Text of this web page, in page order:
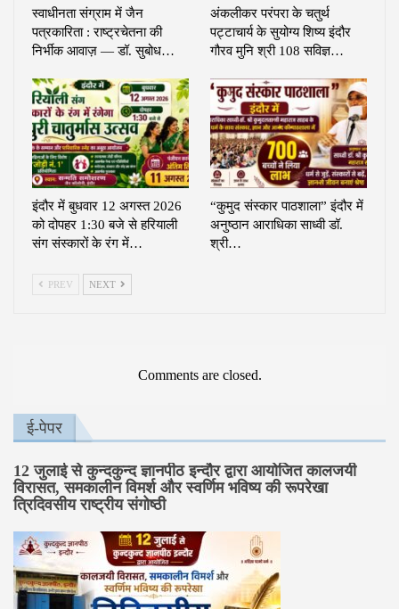
स्वाधीनता संग्राम में जैन
पत्रकारिता : राष्ट्रचेतना की
निर्भीक आवाज़ — डॉ. सुबोध…
अंकलीकर परंपरा के चतुर्थ
पट्टाचार्य के सुयोग्य शिष्य इंदौर
गौरव मुनि श्री 108 सविज्ञ…
इंदौर में बुधवार 12 अगस्त 2026
को दोपहर 1:30 बजे से हरियाली
संग संस्कारों के रंग में…
“कुमुद संस्कार पाठशाला” इंदौर में
अनुष्ठान आराधिका साध्वी डॉ.
श्री…
PREV NEXT
Comments are closed.
ई-पेपर
12 जुलाई से कुन्दकुन्द ज्ञानपीठ इन्दौर द्वारा आयोजित कालजयी
विरासत, समकालीन विमर्श और स्वर्णिम भविष्य की रूपरेखा
त्रिदिवसीय राष्ट्रीय संगोष्ठी